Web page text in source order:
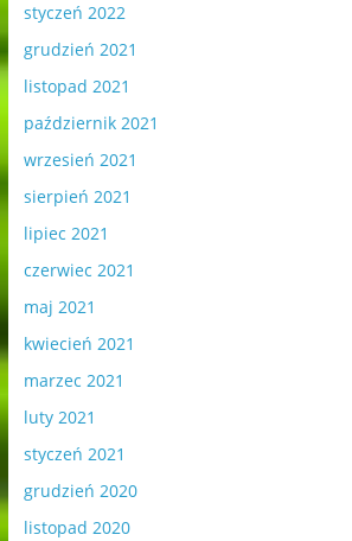
styczeń 2022
grudzień 2021
listopad 2021
październik 2021
wrzesień 2021
sierpień 2021
lipiec 2021
czerwiec 2021
maj 2021
kwiecień 2021
marzec 2021
luty 2021
styczeń 2021
grudzień 2020
listopad 2020